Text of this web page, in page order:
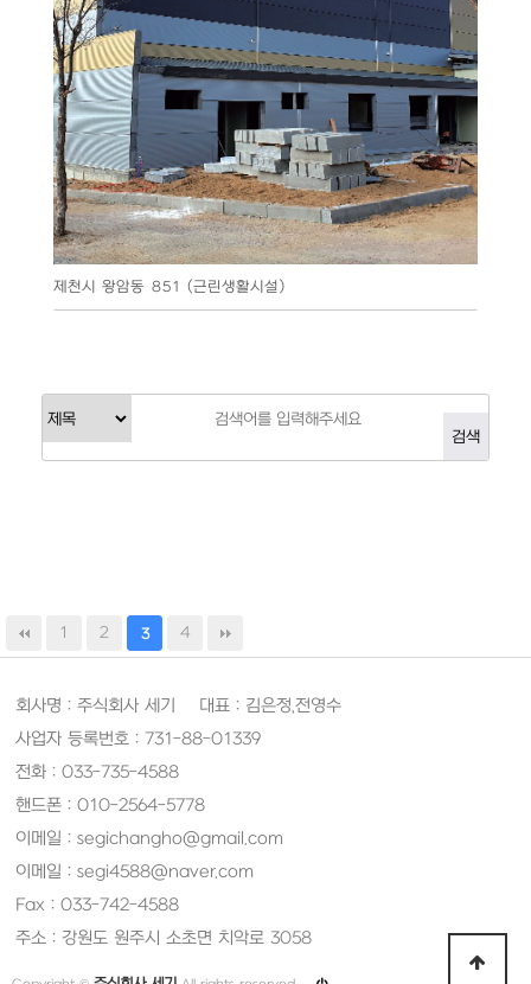
제천시 왕암동 851 (근린생활시설)
1 2 3 4
회사명 : 주식회사 세기 대표 : 김은정,전영수
사업자 등록번호 : 731-88-01339
전화 : 033-735-4588
핸드폰 : 010-2564-5778
이메일 : segichangho@gmail.com
이메일 : segi4588@naver.com
Fax : 033-742-4588
주소 : 강원도 원주시 소초면 치악로 3058